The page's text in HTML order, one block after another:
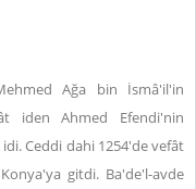
Ağa bin İsmâ'il'in
iden Ahmed Efendi'nin
Ceddi dahi 1254'de vefât
gitdi. Ba'de'l-avde